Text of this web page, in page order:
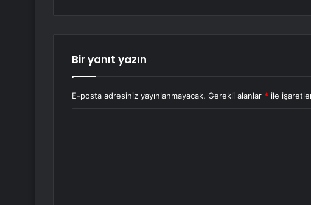
Bir yanıt yazın
E-posta adresiniz yayınlanmayacak. Gerekli alanlar * ile